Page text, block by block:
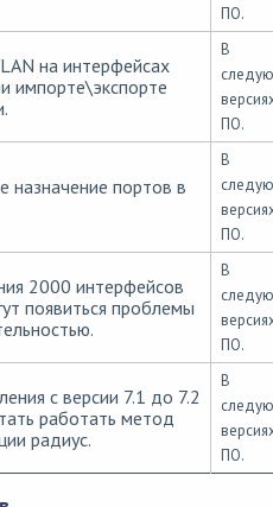
ПО.
на интерфейсах
импорте\экспорте
В
ПО.
назначение портов в
В
ПО.
2000 интерфейсов
появиться проблемы
В
ПО.
с версии 7.1 до 7.2
работать метод
радиус.
В
ПО.